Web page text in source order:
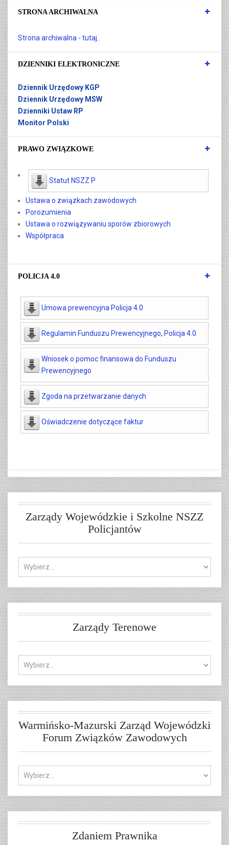
STRONA ARCHIWALNA
Strona archiwalna - tutaj..
DZIENNIKI ELEKTRONICZNE
Dziennik Urzędowy KGP
Dziennik Urzędowy MSW
Dzienniki Ustaw RP
Monitor Polski
PRAWO ZWIĄZKOWE
Statut NSZZ P
Ustawa o związkach zawodowych
Porozumienia
Ustawa o rozwiązywaniu sporów zbiorowych
Współpraca
POLICJA 4.0
Umowa prewencyjna Policja 4.0
Regulamin Funduszu Prewencyjnego, Policja 4.0
Wniosek o pomoc finansowa do Funduszu
Prewencyjnego
Zgoda na przetwarzanie danych
Oświadczenie dotyczące faktur
Zarządy Wojewódzkie i Szkolne NSZZ
Policjantów
Zarządy Terenowe
Warmińsko-Mazurski Zarząd Wojewódzki
Forum Związków Zawodowych
Zdaniem Prawnika